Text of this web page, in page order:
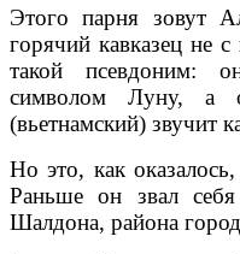
Этого парня зовут
горячий кавказец не
такой псевдоним:
символом Луну, а
(вьетнамский) звучит
Но это, как
Раньше он звал
Шалдона, района